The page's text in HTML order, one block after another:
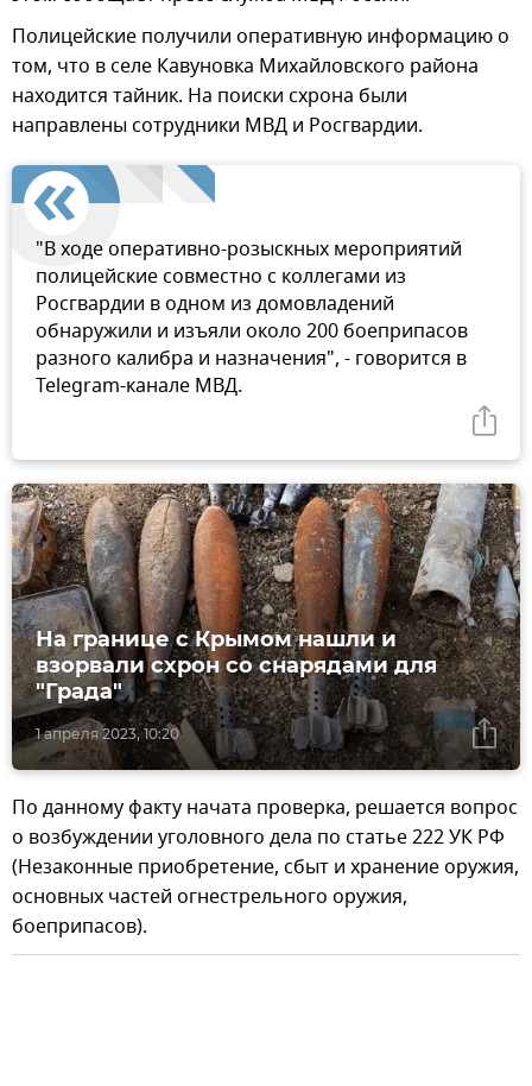
Полицейские получили оперативную информацию о
том, что в селе Кавуновка Михайловского района
находится тайник. На поиски схрона были
направлены сотрудники МВД и Росгвардии.
"В ходе оперативно-розыскных мероприятий
полицейские совместно с коллегами из
Росгвардии в одном из домовладений
обнаружили и изъяли около 200 боеприпасов
разного калибра и назначения", - говорится в
Telegram-канале МВД.
1 апреля 2023, 10:20
На границе с Крымом нашли и
взорвали схрон со снарядами для
"Града"
По данному факту начата проверка, решается вопрос
о возбуждении уголовного дела по статье 222 УК РФ
(Незаконные приобретение, сбыт и хранение оружия,
основных частей огнестрельного оружия,
боеприпасов).